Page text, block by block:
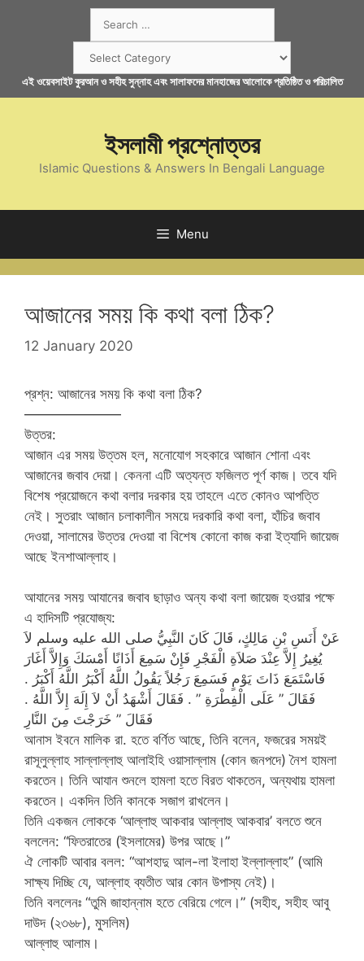
for:
এই ওয়েবসাইট কুরআন ও সহীহ সুন্নাহ এবং সালাফদের মানহাজের আলোকে প্রতিষ্ঠিত ও পরিচালিত
ইসলামী প্রশ্নোত্তর
Islamic Questions & Answers In Bengali Language
Menu
আজানের সময় কি কথা বলা ঠিক?
12 January 2020
প্রশ্ন: আজানের সময় কি কথা বলা ঠিক?
———————
উত্তর:
আজান এর সময় উত্তম হল, মনোযোগ সহকারে আজান শোনা এবং
আজানের জবাব দেয়া। কেননা এটি অত্যন্ত ফজিলত পূর্ণ কাজ। তবে যদি
বিশেষ প্রয়োজনে কথা বলার দরকার হয় তাহলে এতে কোনও আপত্তি
নেই। সুতরাং আজান চলাকালীন সময়ে দরকারি কথা বলা, হাঁচির জবাব
দেওয়া, সালামের উত্তর দেওয়া বা বিশেষ কোনো কাজ করা ইত্যাদি জায়েজ
আছে ইনশাআল্লাহ।
আযানের সময় আযানের জবাব ছাড়াও অন্য কথা বলা জায়েজ হওয়ার পক্ষে
এ হাদিসটি প্রযোজ্য:
عَنْ أَنَسِ بْنِ مَالِكٍ، قَالَ كَانَ النَّبِيُّ صلى الله عليه وسلم لاَ
يُغِيرُ إِلاَّ عِنْدَ صَلاَةِ الْفَجْرِ فَإِنْ سَمِعَ أَذَانًا أَمْسَكَ وَإِلاَّ أَغَارَ
فَاسْتَمَعَ ذَاتَ يَوْمٍ فَسَمِعَ رَجُلاً يَقُولُ اللَّهُ أَكْبَرُ اللَّهُ أَكْبَرُ ‏.‏
فَقَالَ ‏”‏ عَلَى الْفِطْرَةِ ‏”‏ ‏.‏ فَقَالَ أَشْهَدُ أَنْ لاَ إِلَهَ إِلاَّ اللَّهُ ‏.‏
فَقَالَ ‏”‏ خَرَجْتَ مِنَ النَّارِ
আনাস ইবনে মালিক রা. হতে বর্ণিত আছে, তিনি বলেন, ফজরের সময়ই
রাসূলুল্লাহ সাল্লাল্লাহু আলাইহি ওয়াসাল্লাম (কোন জনপদে) নৈশ হামলা
করতেন। তিনি আযান শুনলে হামলা হতে বিরত থাকতেন, অন্যথায় হামলা
করতেন। একদিন তিনি কানকে সজাগ রাখলেন।
তিনি একজন লোককে ‘আল্লাহু আকবার আল্লাহু আকবার’ বলতে শুনে
বললেন: “ফিতরাতের (ইসলামের) উপর আছে।”
ঐ লোকটি আবার বলল: “আশহাদু আল-লা ইলাহা ইল্লাল্লাহ” (আমি
সাক্ষ্য দিচ্ছি যে, আল্লাহ ব্যতীত আর কোন উপাস্য নেই)।
তিনি বললেনঃ “তুমি জাহান্নাম হতে বেরিয়ে গেলে।” (সহীহ, সহীহ আবু
দাউদ (২৩৬৮), মুসলিম)
আল্লাহু আলাম।